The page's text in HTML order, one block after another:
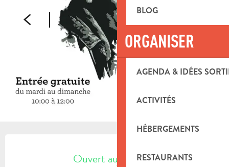
BLOG
ORGANISER
AGENDA & IDÉES
ACTIVITÉS
HÉBERGEMENTS
RESTAURANTS
Ouvert aujourd'hui